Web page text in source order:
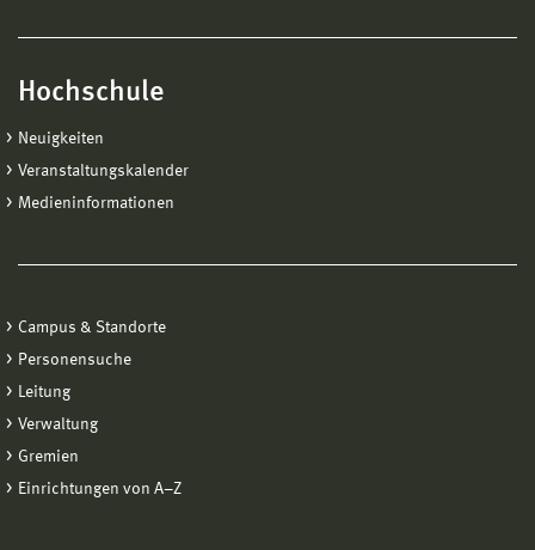
Hochschule
Neuigkeiten
Veranstaltungskalender
Medieninformationen
Campus & Standorte
Personensuche
Leitung
Verwaltung
Gremien
Einrichtungen von A−Z